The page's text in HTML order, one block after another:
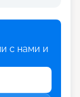
с нами и